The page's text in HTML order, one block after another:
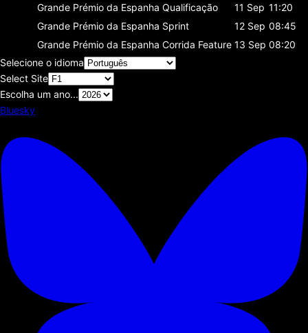
Grande Prémio da Espanha Qualificação 11 Sep 11:20
Grande Prémio da Espanha Sprint 12 Sep 08:45
Grande Prémio da Espanha Corrida Feature 13 Sep 08:20
Selecione o idioma
Select Site
Escolha um ano...
Bluesky